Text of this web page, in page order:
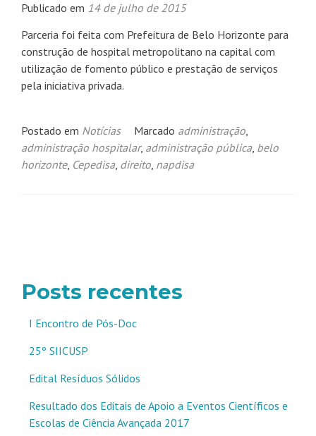
Publicado em 14 de julho de 2015
Parceria foi feita com Prefeitura de Belo Horizonte para
construção de hospital metropolitano na capital com
utilização de fomento público e prestação de serviços
pela iniciativa privada.
Postado em Notícias Marcado administração,
administração hospitalar, administração pública, belo
horizonte, Cepedisa, direito, napdisa
Posts recentes
I Encontro de Pós-Doc
25º SIICUSP
Edital Resíduos Sólidos
Resultado dos Editais de Apoio a Eventos Científicos e
Escolas de Ciência Avançada 2017